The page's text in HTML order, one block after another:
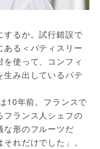
するか。試行錯誤で
ある＜パティスリー
使って、コンフィ
み出しているパテ
フランス人シェフの
な形のフルーツだ
れだけでした」。